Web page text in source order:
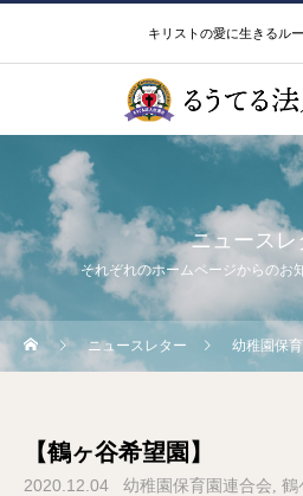
キリストの愛に生きるル
ニュースレ
それぞれのホームページからのお
ニュースレター 幼稚園保
【鶴ヶ谷希望園】
2020.12.04 幼稚園保育園連合会 鶴